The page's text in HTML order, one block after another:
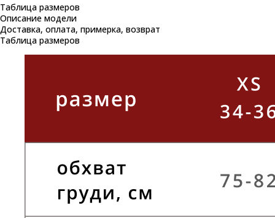
Таблица размеров
Описание модели
Доставка, оплата, примерка, возврат
Таблица размеров